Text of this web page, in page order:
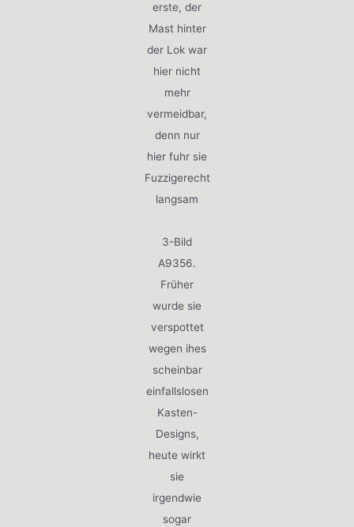
erste, der
Mast hinter
der Lok war
hier nicht
mehr
vermeidbar,
denn nur
hier fuhr sie
Fuzzigerecht
langsam
3-Bild
A9356.
Früher
wurde sie
verspottet
wegen ihes
scheinbar
einfallslosen
Kasten-
Designs,
heute wirkt
sie
irgendwie
sogar